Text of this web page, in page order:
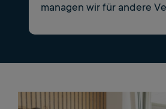
managen wir für andere